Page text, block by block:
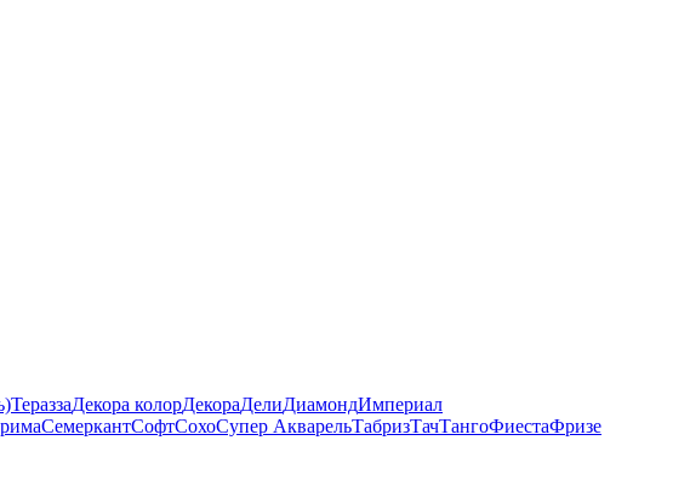
ТераззаДекора колорДекораДелиДиамондИмпериал
СемеркантСофтСохоСупер АкварельТабризТачТангоФиестаФризе